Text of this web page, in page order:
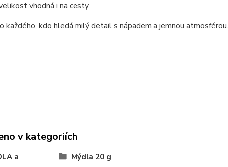
vhodná i na cesty
každého, kdo hledá milý detail s nápadem a jemnou atmosférou.
v kategoriích
a
Mýdla 20 g